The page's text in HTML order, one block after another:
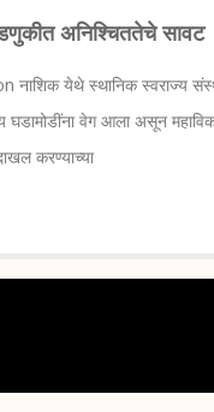
अनिश्चिततेचे सावट
येथे स्थानिक स्वराज्य
घडामोडींना वेग आला असून
करण्याच्या